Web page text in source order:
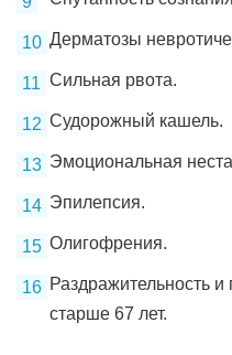
Дерматозы
Сильная рвота.
Судорожный кашель.
Эмоциональная
Эпилепсия.
Олигофрения.
Раздражительность и
старше 67 лет.